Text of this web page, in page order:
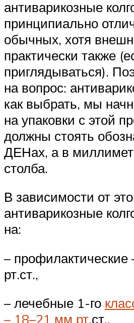
антиварикозные
принципиально
обычных, хотя
практически также
приглядываться).
на вопрос:
как выбрать, мы
на упаковки с этой
должны стоять
ДЕНах, а в
столба.
В зависимости от
антиварикозные
на:
–
рт.ст.,
– лечебные 1-го
– 18–21 мм рт.ст.,